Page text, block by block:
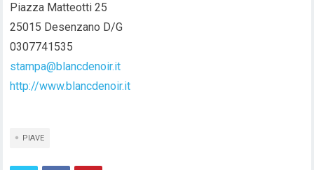
Piazza Matteotti 25
25015 Desenzano D/G
0307741535
stampa@blancdenoir.it
http://www.blancdenoir.it
PIAVE